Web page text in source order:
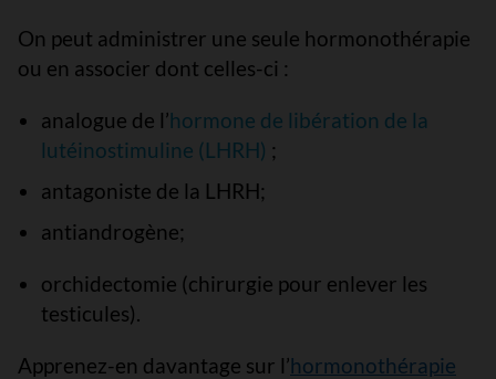
On peut administrer une seule hormonothérapie
ou en associer dont celles-ci :
analogue de l’hormone de libération de la
lutéinostimuline (LHRH) ;
antagoniste de la LHRH;
antiandrogène;
orchidectomie (chirurgie pour enlever les
testicules).
Apprenez-en davantage sur l’hormonothérapie